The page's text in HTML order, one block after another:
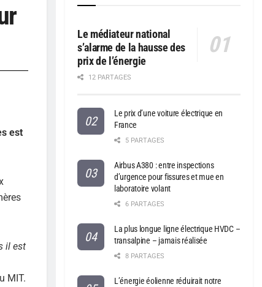
est
il est
MIT.
Le médiateur national
s’alarme de la hausse des
prix de l’énergie
12 PARTAGES
Le prix d’une voiture électrique en
France
5 PARTAGES
Airbus A380 : entre inspections
d’urgence pour fissures et mue en
laboratoire volant
6 PARTAGES
La plus longue ligne électrique HVDC –
transalpine – jamais réalisée
8 PARTAGES
L’énergie éolienne réduirait notre